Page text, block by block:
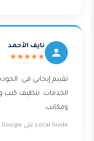
نايف الأحمد
★★★★★
تقييم إيجابي في:
الخدمات: تنظيف كنب
ومكاتب.
Local Guide على Google